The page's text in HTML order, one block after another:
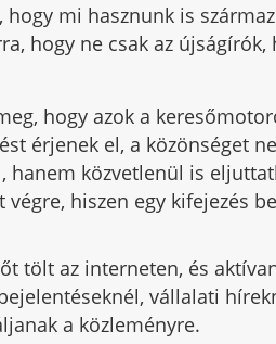
mi hasznunk is
hogy ne csak az újságírók,
hogy azok a
érjenek el, a közönséget
közvetlenül is
hiszen egy kifejezés
tölt az interneten, és
vállalati
a közleményre.